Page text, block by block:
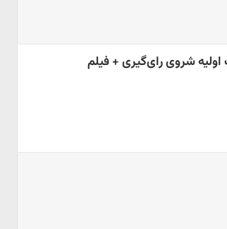
شروی رای‌گیری + فیلم